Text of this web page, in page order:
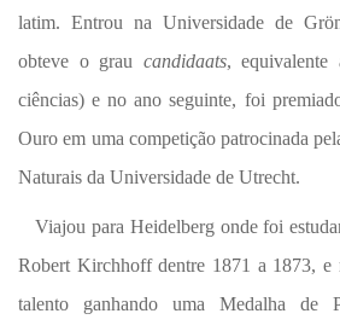
latim. Entrou na Universidade de
obteve o grau candidaats, equivalente
ciências) e no ano seguinte, foi
Ouro em uma competição patrocinada
Naturais da Universidade de Utrecht.
Viajou para Heidelberg onde foi
Robert Kirchhoff dentre 1871 a 1873, e
talento ganhando uma Medalha de